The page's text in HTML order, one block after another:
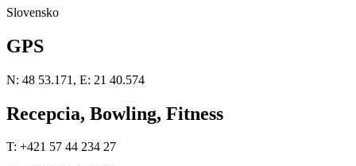
Slovensko
GPS
N: 48 53.171, E: 21 40.574
Recepcia, Bowling, Fitness
T: +421 57 44 234 27